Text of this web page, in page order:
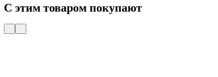
С этим товаром покупают